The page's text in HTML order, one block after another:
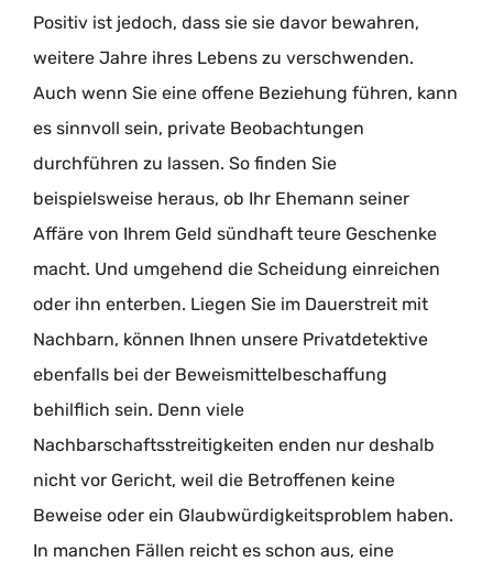
Positiv ist jedoch, dass sie sie davor bewahren,
weitere Jahre ihres Lebens zu verschwenden.
Auch wenn Sie eine offene Beziehung führen, kann
es sinnvoll sein, private Beobachtungen
durchführen zu lassen. So finden Sie
beispielsweise heraus, ob Ihr Ehemann seiner
Affäre von Ihrem Geld sündhaft teure Geschenke
macht. Und umgehend die Scheidung einreichen
oder ihn enterben. Liegen Sie im Dauerstreit mit
Nachbarn, können Ihnen unsere Privatdetektive
ebenfalls bei der Beweismittelbeschaffung
behilflich sein. Denn viele
Nachbarschaftsstreitigkeiten enden nur deshalb
nicht vor Gericht, weil die Betroffenen keine
Beweise oder ein Glaubwürdigkeitsproblem haben.
In manchen Fällen reicht es schon aus, eine